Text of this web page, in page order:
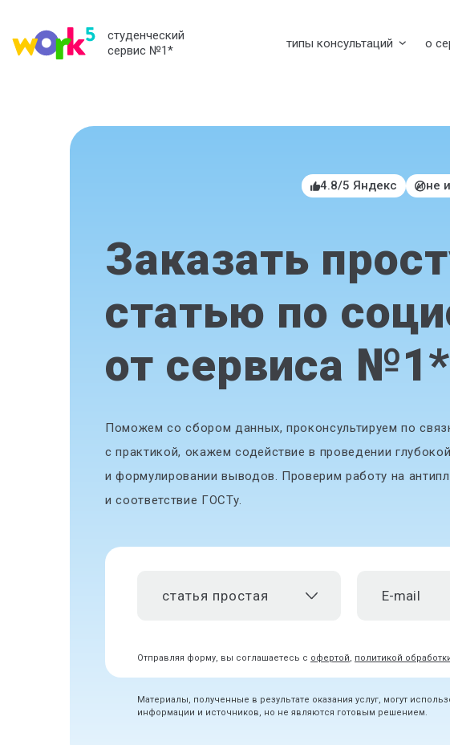
студенческий
сервис №1* типы консультаций о
4.8/5 Яндекс не
Заказать
статью по
от сервиса №1*
Поможем со сбором данных, проконсультируем по
с практикой, окажем содействие в проведении
и формулировании выводов. Проверим работу на
и соответствие ГОСТу.
статья простая
Отправляя форму, вы соглашаетесь с офертой, политикой
Материалы, полученные в результате оказания услуг, могут
информации и источников, но не являются готовым решением.